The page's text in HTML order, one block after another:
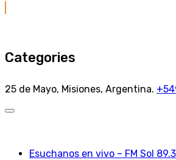
Categories
25 de Mayo, Misiones, Argentina.
Esuchanos en vivo – FM Sol 89.3